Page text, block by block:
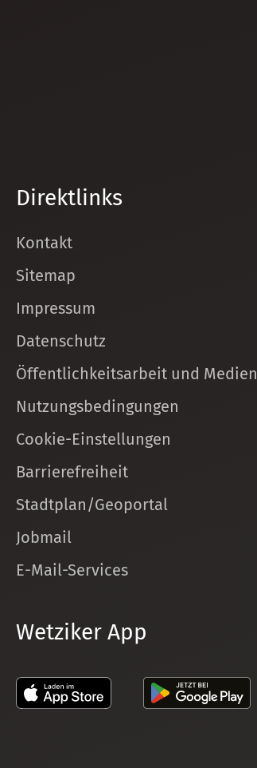
Direktlinks
Kontakt
Sitemap
Impressum
Datenschutz
Öffentlichkeitsarbeit und Medien
Nutzungsbedingungen
Cookie-Einstellungen
Barrierefreiheit
Stadtplan/Geoportal
Jobmail
E-Mail-Services
Wetziker App